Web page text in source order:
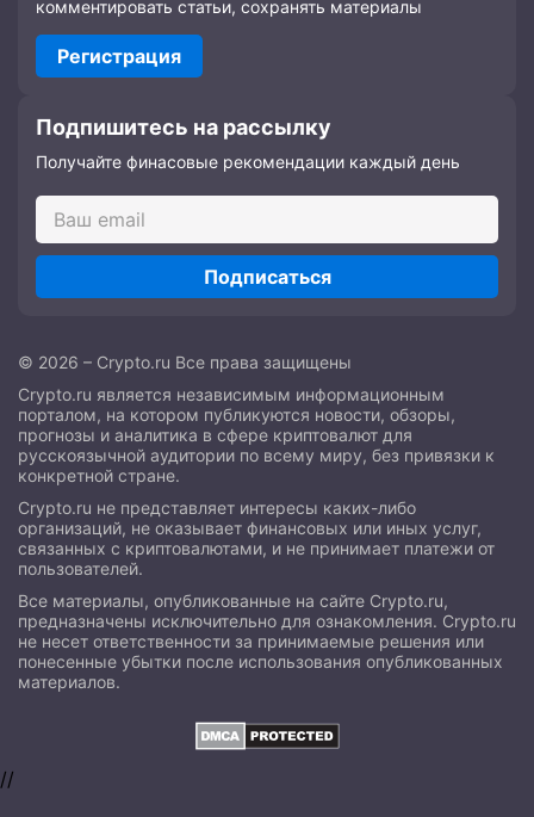
комментировать статьи, сохранять материалы
Регистрация
Подпишитесь на рассылку
Получайте финасовые рекомендации каждый день
Подписаться
© 2026 – Crypto.ru Все права защищены
Crypto.ru является независимым информационным
порталом, на котором публикуются новости, обзоры,
прогнозы и аналитика в сфере криптовалют для
русскоязычной аудитории по всему миру, без привязки к
конкретной стране.
Crypto.ru не представляет интересы каких-либо
организаций, не оказывает финансовых или иных услуг,
связанных с криптовалютами, и не принимает платежи от
пользователей.
Все материалы, опубликованные на сайте Crypto.ru,
предназначены исключительно для ознакомления. Crypto.ru
не несет ответственности за принимаемые решения или
понесенные убытки после использования опубликованных
материалов.
//